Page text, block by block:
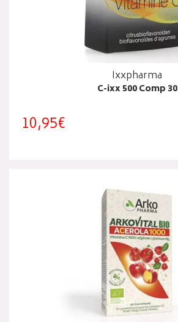
Ixxpharma
C-ixx 500 Comp 30
10,95€